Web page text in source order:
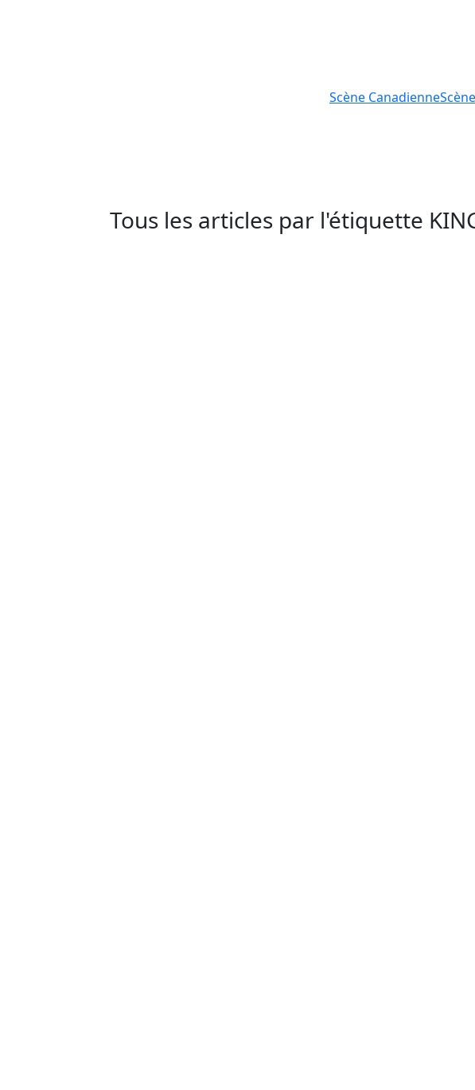
Scène CanadienneScène
Tous les articles par l'étiquette